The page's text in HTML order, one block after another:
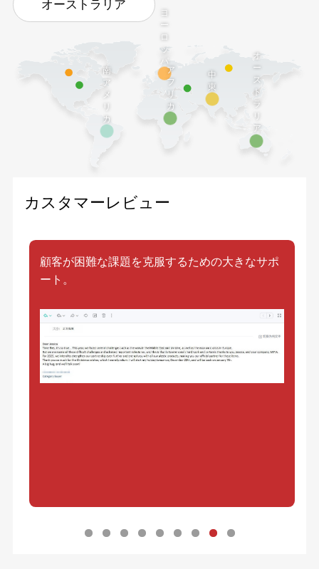
オーストラリア
ヨ
ー
ロ
ッ
パ
南
ア
メ
カ
中
東
ア
フ
リ
カ
オ
ー
ス
ト
ラ
ア
カスタマーレビュー
顧客が困難な課題を克服するための大きなサポ
ート。
顧客は、私たちのプロ意識と提供されるサービ
スに非常に満足しています。
顧客は助けと親切な態度をありがとう。
優れたサービス。
顧客は、当社のパートナーシップと絶え間ない
高品質を通じて成長を達成しました。